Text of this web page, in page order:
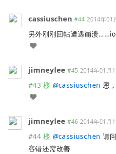
cassiuschen #44 2014年01
另外刚刚回帖遭遇崩溃
jimneylee #45 2014年01月
#43 楼 @cassiuschen 恩
jimneylee #46 2014年01月
#44 楼 @cassiuschen 请
容错还需改善